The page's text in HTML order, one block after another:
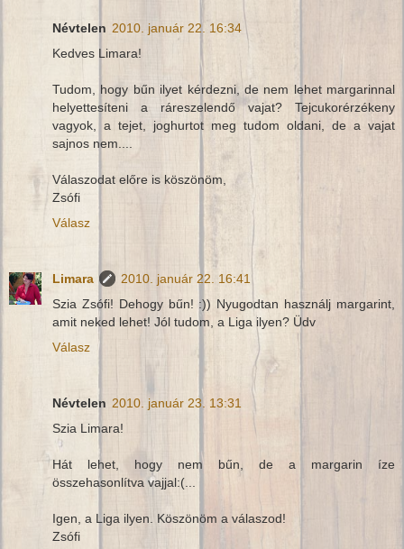
Névtelen 2010. január 22. 16:34
Kedves Limara!
Tudom, hogy bűn ilyet kérdezni, de nem lehet margarinnal
helyettesíteni a ráreszelendő vajat? Tejcukorérzékeny
vagyok, a tejet, joghurtot meg tudom oldani, de a vajat
sajnos nem....
Válaszodat előre is köszönöm,
Zsófi
Válasz
Limara
2010. január 22. 16:41
Szia Zsófi! Dehogy bűn! :)) Nyugodtan használj margarint,
amit neked lehet! Jól tudom, a Liga ilyen? Üdv
Válasz
Névtelen 2010. január 23. 13:31
Szia Limara!
Hát lehet, hogy nem bűn, de a margarin íze
összehasonlítva vajjal:(...
Igen, a Liga ilyen. Köszönöm a válaszod!
Zsófi